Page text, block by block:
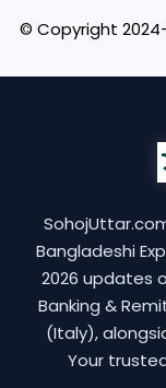
© Copyright
Bangladeshi
2026 updates
Banking &
(Italy),
Your